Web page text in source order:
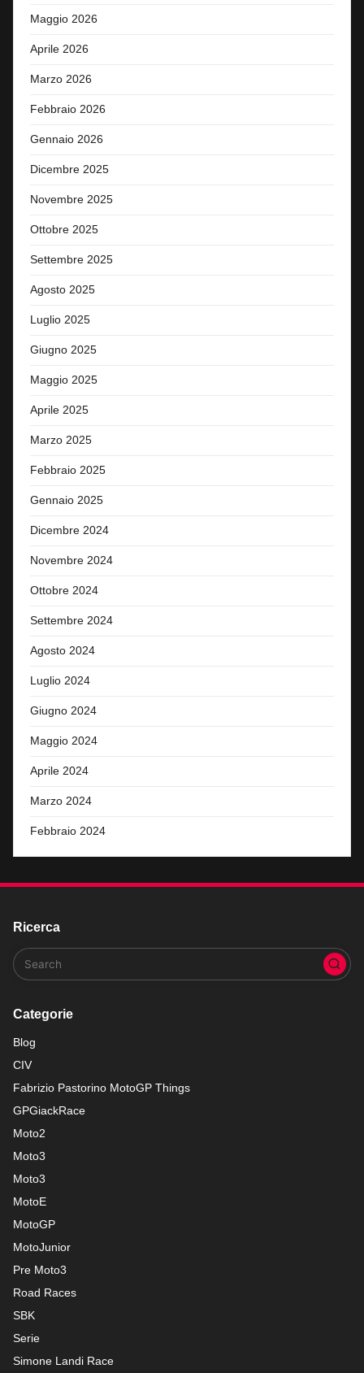
Maggio 2026
Aprile 2026
Marzo 2026
Febbraio 2026
Gennaio 2026
Dicembre 2025
Novembre 2025
Ottobre 2025
Settembre 2025
Agosto 2025
Luglio 2025
Giugno 2025
Maggio 2025
Aprile 2025
Marzo 2025
Febbraio 2025
Gennaio 2025
Dicembre 2024
Novembre 2024
Ottobre 2024
Settembre 2024
Agosto 2024
Luglio 2024
Giugno 2024
Maggio 2024
Aprile 2024
Marzo 2024
Febbraio 2024
Ricerca
Categorie
Blog
CIV
Fabrizio Pastorino MotoGP Things
GPGiackRace
Moto2
Moto3
Moto3
MotoE
MotoGP
MotoJunior
Pre Moto3
Road Races
SBK
Serie
Simone Landi Race